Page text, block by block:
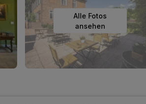
Alle Fotos
ansehen